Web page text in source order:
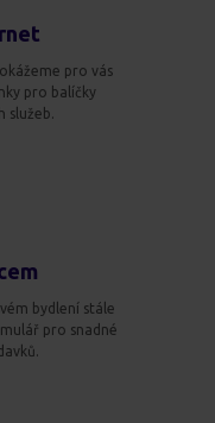
pro vás
pro balíčky
služeb.
bydlení stále
pro snadné